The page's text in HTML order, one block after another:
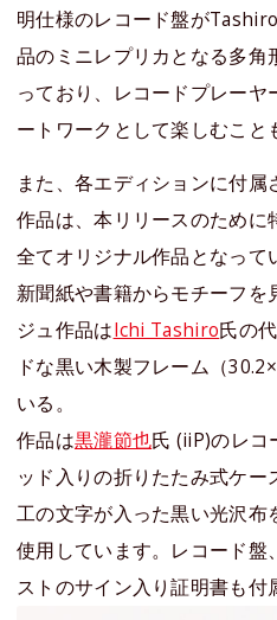
明仕様のレコード盤が
品のミニレプリカとなる多角
っており、レコードプレー
ートワークとして楽しむこと
また、各エディションに付属
作品は、本リリースのために
全てオリジナル作品となって
新聞紙や書籍からモチーフを
ジュ作品はIchi Tashiro氏の
ドな黒い木製フレーム（
いる。
作品は黒瀧節也氏 (iiP)のレコ
ッド入りの折りたたみ式ケ
工の文字が入った黒い光沢布
使用しています。レコード盤
ストのサイン入り証明書も付